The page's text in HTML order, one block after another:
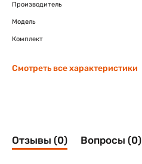
Производитель
Модель
Комплект
Смотреть все характеристики
Отзывы (0) Вопросы (0)